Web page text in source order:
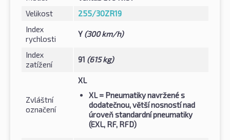
Velikost
255/30ZR19
Index
rychlosti
Y (300 km/h)
Index
zatížení
91 (615 kg)
Zvláštní
označení
XL
XL= Pneumatiky navržené s
dodatečnou, větší nosností nad
úroveň standardní pneumatiky
(EXL, RF, RFD)